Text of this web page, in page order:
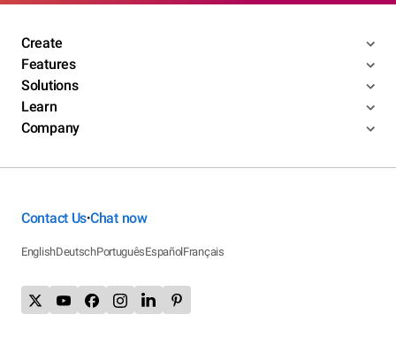
Create
Features
Solutions
Learn
Company
Contact Us•Chat now
EnglishDeutschPortuguêsEspañolFrançais